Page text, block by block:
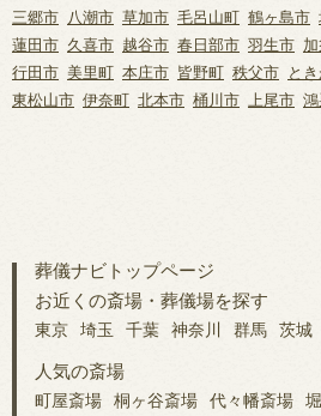
三郷市
八潮市 草加市 毛呂山町 鶴ヶ島市
蓮田市
久喜市 越谷市 春日部市 羽生市
行田市 美里町 本庄市 皆野町 秩父市 とき
東松山市 伊奈町 北本市 桶川市 上尾市 鴻
葬儀ナビトップページ
お近くの斎場・葬儀場を探す
東京 埼玉 千葉 神奈川 群馬 茨城
人気の斎場
町屋斎場 桐ヶ谷斎場 代々幡斎場